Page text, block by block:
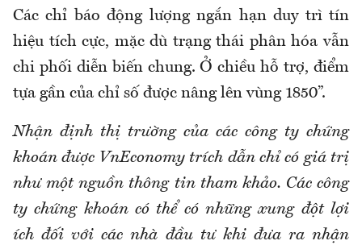
Các chỉ báo động lượng ngắn hạn duy trì tín
hiệu tích cực, mặc dù trạng thái phân hóa vẫn
chi phối diễn biến chung. Ở chiều hỗ trợ, điểm
tựa gần của chỉ số được nâng lên vùng 1850”.
Nhận định thị trường của các công ty chứng
khoán được VnEconomy trích dẫn chỉ có giá trị
như một nguồn thông tin tham khảo. Các công
ty chứng khoán có thể có những xung đột lợi
ích đối với các nhà đầu tư khi đưa ra nhận